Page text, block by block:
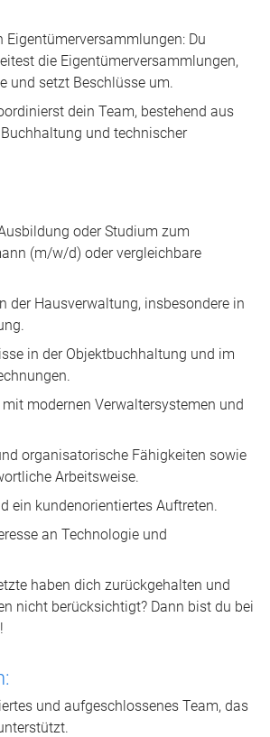
Eigentümerversammlungen: Du
die Eigentümerversammlungen,
und setzt Beschlüsse um.
dein Team, bestehend aus
und technischer
oder Studium zum
(m/w/d) oder vergleichbare
der Hausverwaltung, insbesondere in
in der Objektbuchhaltung und im
modernen Verwaltersystemen und
organisatorische Fähigkeiten sowie
Arbeitsweise.
ein kundenorientiertes Auftreten.
an Technologie und
haben dich zurückgehalten und
nicht berücksichtigt? Dann bist du bei
und aufgeschlossenes Team, das